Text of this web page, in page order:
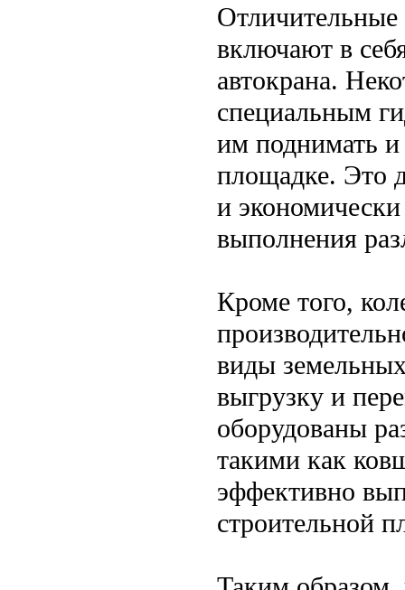
Отличительные
включают в
автокрана.
специальным
им поднимать и
площадке. Это
и
выполнения
Кроме того,
виды
выгрузку и
оборудованы
такими как
эффективно
строительной